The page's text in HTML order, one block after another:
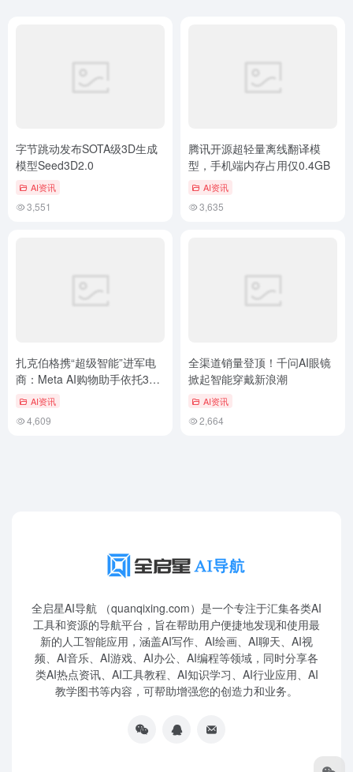
字节跳动发布SOTA级3D生成
模型Seed3D2.0
AI资讯
3,551
腾讯开源超轻量离线翻译模
型，手机端内存占用仅0.4GB
AI资讯
3,635
扎克伯格携“超级智能”进军电
商：Meta AI购物助手依托30
亿社交数据，推荐精准超越自
我认知
AI资讯
4,609
全渠道销量登顶！千问AI眼镜
掀起智能穿戴新浪潮
AI资讯
2,664
全启星AI导航 （quanqixing.com）是一个专注于汇集各类AI
工具和资源的导航平台，旨在帮助用户便捷地发现和使用最
新的人工智能应用，涵盖AI写作、AI绘画、AI聊天、AI视
频、AI音乐、AI游戏、AI办公、AI编程等领域，同时分享各
类AI热点资讯、AI工具教程、AI知识学习、AI行业应用、AI
教学图书等内容，可帮助增强您的创造力和业务。